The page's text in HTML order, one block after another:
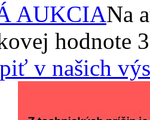
AUKCIANa
hodnote
v našich